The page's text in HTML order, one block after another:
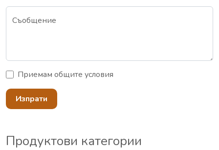
Съобщение
Приемам общите условия
Изпрати
Продуктови категории